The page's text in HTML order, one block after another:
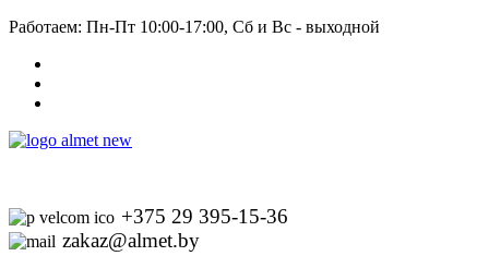
Работаем: Пн-Пт 10:00-17:00, Сб и Вс - выходной
+375 29 395-15-36
zakaz@almet.by